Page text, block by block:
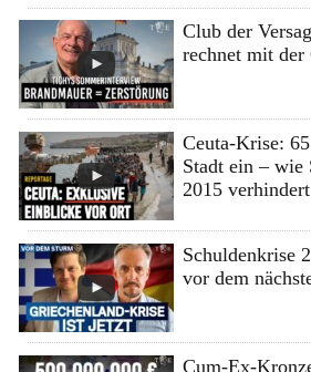
Club der
rechnet mit der
Ceuta-Krise:
Stadt ein – wie
2015 verhindert
Schuldenkrise
vor dem
Cum-Ex-